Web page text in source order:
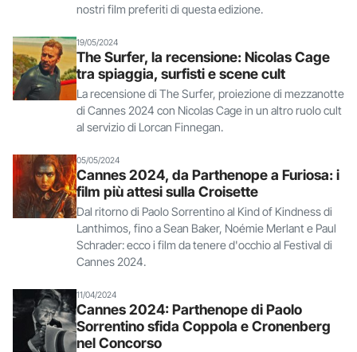
nostri film preferiti di questa edizione.
19/05/2024
The Surfer, la recensione: Nicolas Cage
tra spiaggia, surfisti e scene cult
La recensione di The Surfer, proiezione di mezzanotte
di Cannes 2024 con Nicolas Cage in un altro ruolo cult
al servizio di Lorcan Finnegan.
05/05/2024
Cannes 2024, da Parthenope a Furiosa: i
film più attesi sulla Croisette
Dal ritorno di Paolo Sorrentino al Kind of Kindness di
Lanthimos, fino a Sean Baker, Noémie Merlant e Paul
Schrader: ecco i film da tenere d'occhio al Festival di
Cannes 2024.
11/04/2024
Cannes 2024: Parthenope di Paolo
Sorrentino sfida Coppola e Cronenberg
nel Concorso